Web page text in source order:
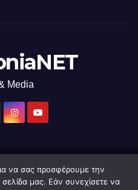
Media
την Υποστήριξη του WordPress
Themeansar.
να σας προσφέρουμε την
μας. Εάν συνεχίσετε να